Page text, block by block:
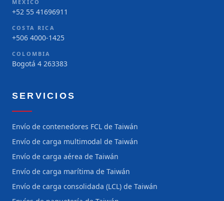
MÉXICO
+52 55 41696911
COSTA RICA
+506 4000-1425
COLOMBIA
Bogotá 4 263383
SERVICIOS
Envío de contenedores FCL de Taiwán
Envío de carga multimodal de Taiwán
Envío de carga aérea de Taiwán
Envío de carga marítima de Taiwán
Envío de carga consolidada (LCL) de Taiwán